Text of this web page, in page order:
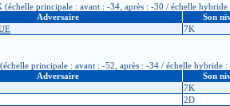
principale : avant : -34, après : -30 / échelle hybride
Adversaire Son
7K
principale : avant : -52, après : -34 / échelle hybride :
Adversaire Son
7K
2D